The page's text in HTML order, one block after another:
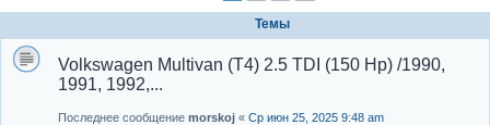
Темы
Volkswagen Multivan (T4) 2.5 TDI (150 Hp) /1990,
1991, 1992,...
Последнее сообщение morskoj « Ср июн 25, 2025 9:48 am